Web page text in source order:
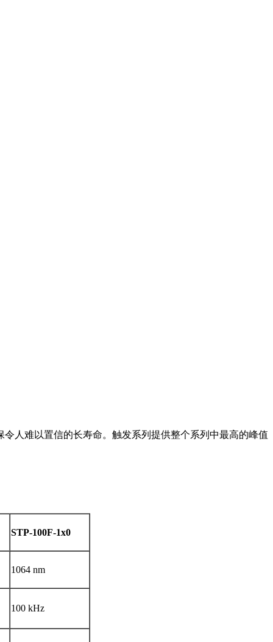
人难以置信的长寿命。触发系列提供整个系列中最高的峰值
STP-100F-1x0
1064 nm
100 kHz